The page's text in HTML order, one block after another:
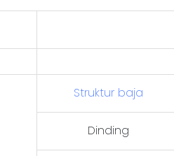
Struktur baja
Dinding